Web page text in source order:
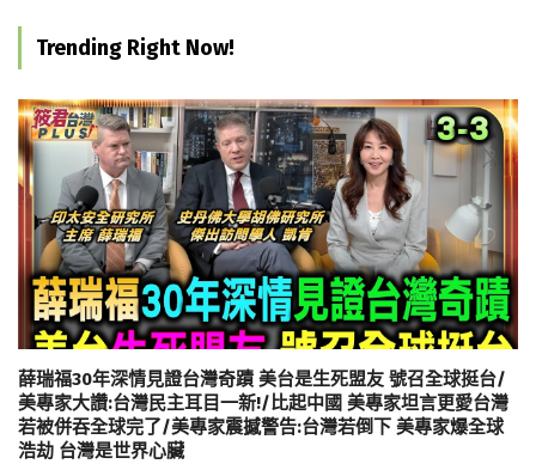
Trending Right Now!
薛瑞福30年深情見證台灣奇蹟 美台是生死盟友 號召全球挺台/
美專家大讚:台灣民主耳目一新!/比起中國 美專家坦言更愛台灣
若被併吞全球完了/美專家震撼警告:台灣若倒下 美專家爆全球
浩劫 台灣是世界心臟